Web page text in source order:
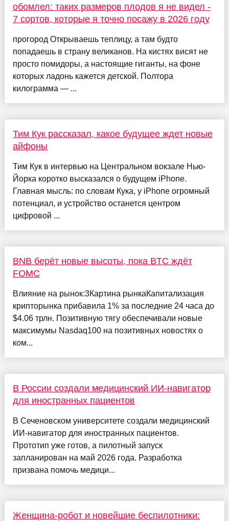
обомлел: таких размеров плодов я не видел -
7 сортов, которые я точно посажу в 2026 году
прогород Открываешь теплицу, а там будто
попадаешь в страну великанов. На кистях висят не
просто помидоры, а настоящие гиганты, на фоне
которых ладонь кажется детской. Полтора
килограмма — ...
Тим Кук рассказал, какое будущее ждет новые
айфоны
Тим Кук в интервью на Центральном вокзале Нью-
Йорка коротко высказался о будущем iPhone.
Главная мысль: по словам Кука, у iPhone огромный
потенциал, и устройство останется центром
цифровой ...
BNB берёт новые высоты, пока BTC ждёт
FOMC
Влияние на рынок:3Картина рынкаКапитализация
крипторынка прибавила 1% за последние 24 часа до
$4.06 трлн. Позитивную тягу обеспечивали новые
максимумы Nasdaq100 на позитивных новостях о
ком...
В России создали медицинский ИИ-навигатор
для иностранных пациентов
В Сеченовском университете создали медицинский
ИИ-навигатор для иностранных пациентов.
Прототип уже готов, а пилотный запуск
запланирован на май 2026 года. Разработка
призвана помочь медици...
Женщина-робот и новейшие беспилотники: